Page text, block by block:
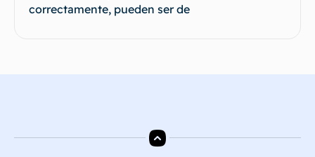
correctamente, pueden ser de